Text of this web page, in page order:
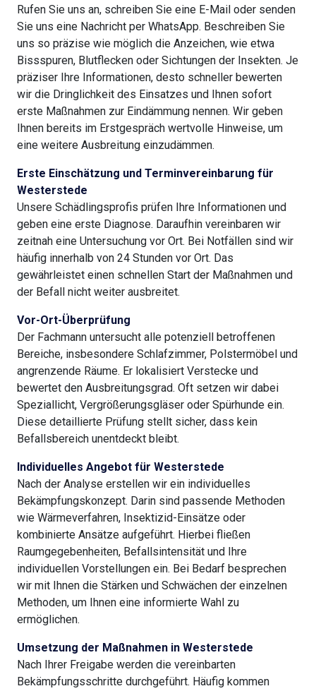
Rufen Sie uns an, schreiben Sie eine E-Mail oder senden
Sie uns eine Nachricht per WhatsApp. Beschreiben Sie
uns so präzise wie möglich die Anzeichen, wie etwa
Bissspuren, Blutflecken oder Sichtungen der Insekten. Je
präziser Ihre Informationen, desto schneller bewerten
wir die Dringlichkeit des Einsatzes und Ihnen sofort
erste Maßnahmen zur Eindämmung nennen. Wir geben
Ihnen bereits im Erstgespräch wertvolle Hinweise, um
eine weitere Ausbreitung einzudämmen.
Erste Einschätzung und Terminvereinbarung für
Westerstede
Unsere Schädlingsprofis prüfen Ihre Informationen und
geben eine erste Diagnose. Daraufhin vereinbaren wir
zeitnah eine Untersuchung vor Ort. Bei Notfällen sind wir
häufig innerhalb von 24 Stunden vor Ort. Das
gewährleistet einen schnellen Start der Maßnahmen und
der Befall nicht weiter ausbreitet.
Vor-Ort-Überprüfung
Der Fachmann untersucht alle potenziell betroffenen
Bereiche, insbesondere Schlafzimmer, Polstermöbel und
angrenzende Räume. Er lokalisiert Verstecke und
bewertet den Ausbreitungsgrad. Oft setzen wir dabei
Speziallicht, Vergrößerungsgläser oder Spürhunde ein.
Diese detaillierte Prüfung stellt sicher, dass kein
Befallsbereich unentdeckt bleibt.
Individuelles Angebot für Westerstede
Nach der Analyse erstellen wir ein individuelles
Bekämpfungskonzept. Darin sind passende Methoden
wie Wärmeverfahren, Insektizid-Einsätze oder
kombinierte Ansätze aufgeführt. Hierbei fließen
Raumgegebenheiten, Befallsintensität und Ihre
individuellen Vorstellungen ein. Bei Bedarf besprechen
wir mit Ihnen die Stärken und Schwächen der einzelnen
Methoden, um Ihnen eine informierte Wahl zu
ermöglichen.
Umsetzung der Maßnahmen in Westerstede
Nach Ihrer Freigabe werden die vereinbarten
Bekämpfungsschritte durchgeführt. Häufig kommen